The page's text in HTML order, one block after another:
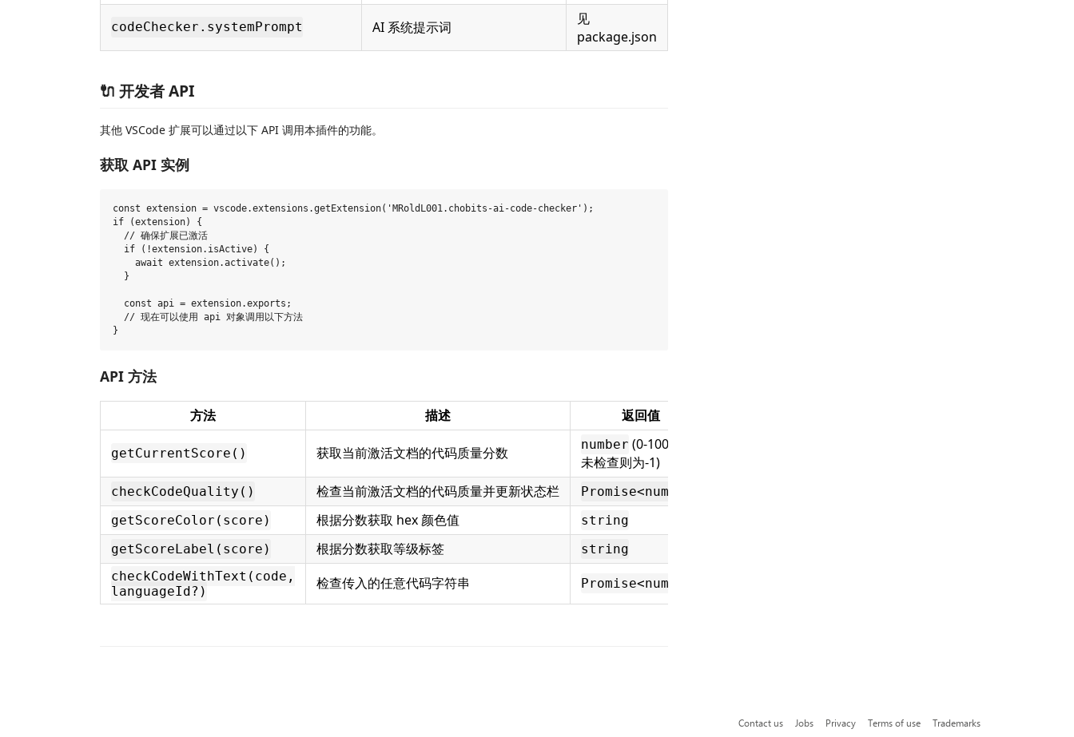
codeChecker.systemPrompt AI 系统提示词
见
package.json
🔌 开发者 API
其他 VSCode 扩展可以通过以下 API 调用本插件的功能。
获取 API 实例
const extension = vscode.extensions.getExtension('MRoldL001.chobits-ai-code-checker');
if (extension) {
  // 确保扩展已激活
  if (!extension.isActive) {
    await extension.activate();
  }
  const api = extension.exports;
  // 现在可以使用 api 对象调用以下方法
API 方法
方法 描述 返回值
getCurrentScore() 获取当前激活文档的代码质量分数 number (0-100，
未检查则为-1)
checkCodeQuality() 检查当前激活文档的代码质量并更新状态栏
Promise<number>
getScoreColor(score)
根据分数获取 hex 颜色值
string
getScoreLabel(score)
根据分数获取等级标签
string
checkCodeWithText(code,
languageId?)
检查传入的任意代码字符串 Promise<number>
Contact us Jobs Privacy Terms of use Trademarks